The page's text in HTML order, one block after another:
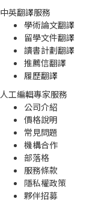
中英翻譯服務
學術論文翻譯
留學文件翻譯
讀書計劃翻譯
推薦信翻譯
履歷翻譯
人工編輯專家服務
公司介紹
價格說明
常見問題
機構合作
部落格
服務條款
隱私權政策
夥伴招募